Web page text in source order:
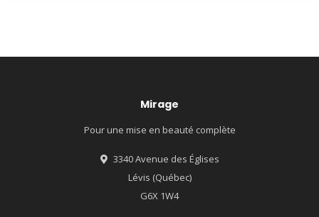
Mirage
Pour une mise en beauté complète
3340 Avenue des Églises
Lévis (Québec)
G6X 1W4